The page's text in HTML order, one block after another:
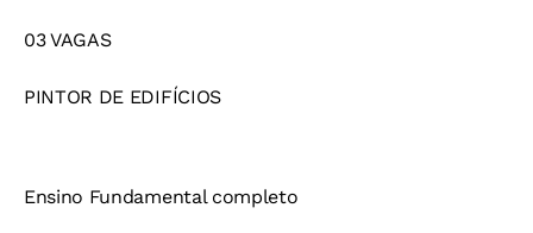
03 VAGAS
PINTOR DE EDIFÍCIOS
Ensino Fundamental completo